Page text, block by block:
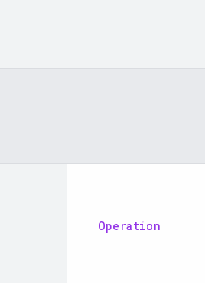
Operation